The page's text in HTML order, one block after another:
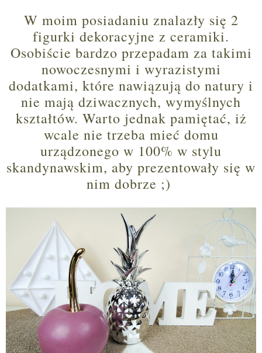
W moim posiadaniu znalazły się 2
figurki dekoracyjne z ceramiki.
Osobiście bardzo przepadam za takimi
nowoczesnymi i wyrazistymi
dodatkami, które nawiązują do natury i
nie mają dziwacznych, wymyślnych
kształtów. Warto jednak pamiętać, iż
wcale nie trzeba mieć domu
urządzonego w 100% w stylu
skandynawskim, aby prezentowały się w
nim dobrze ;)